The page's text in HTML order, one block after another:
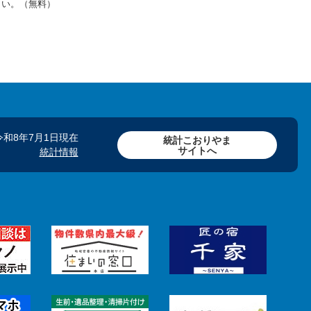
。（無料）
和8年7月1日現在
統計情報
統計こおりやま
サイトへ